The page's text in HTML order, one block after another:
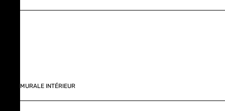
MURALE INTÉRIEUR